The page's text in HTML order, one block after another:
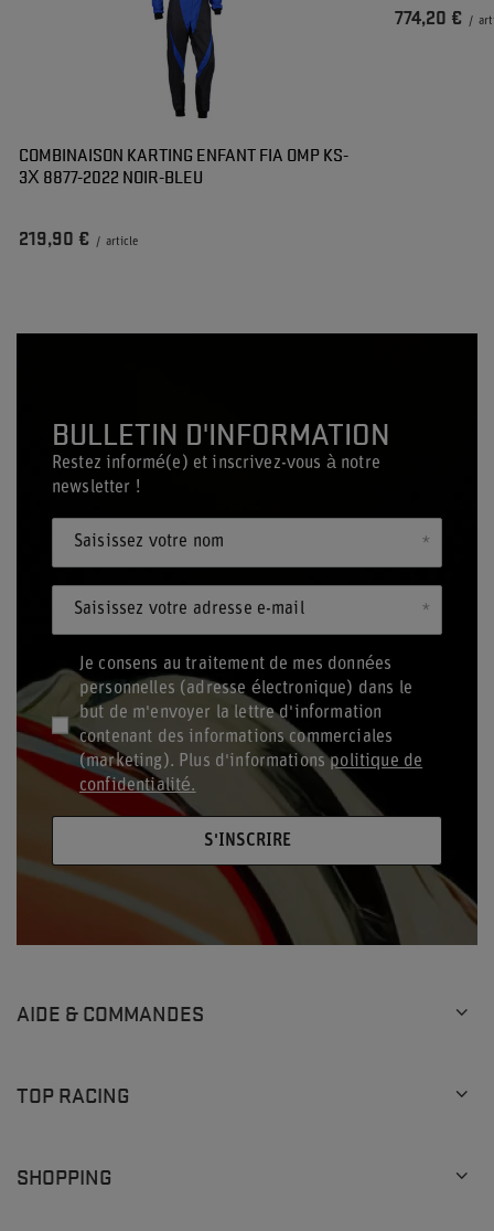
COMBINAISON KARTING ENFANT FIA OMP KS-
3X 8877-2022 NOIR-BLEU
219,90 € / article
774,20 € /
BULLETIN D'INFORMATION
Restez informé(e) et inscrivez-vous à notre
newsletter !
Saisissez votre nom
Saisissez votre adresse e-mail
Je consens au traitement de mes données
personnelles (adresse électronique) dans le
but de m'envoyer la lettre d'information
contenant des informations commerciales
(marketing). Plus d'informationspolitique de
confidentialité.
S'INSCRIRE
AIDE & COMMANDES
TOP RACING
SHOPPING